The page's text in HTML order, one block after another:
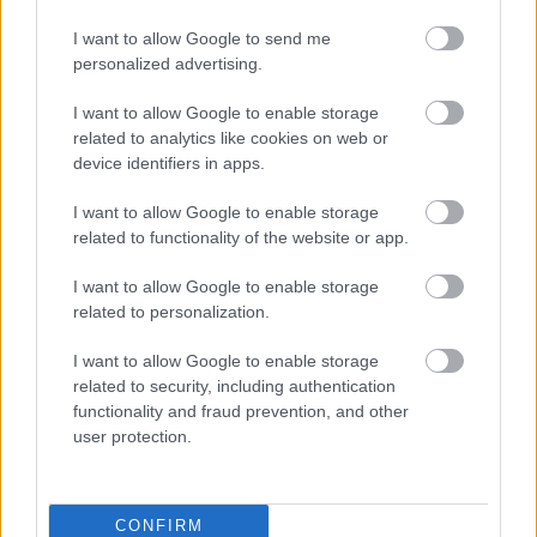
I want to allow Google to send me
personalized advertising.
I want to allow Google to enable storage
related to analytics like cookies on web or
device identifiers in apps.
I want to allow Google to enable storage
related to functionality of the website or app.
I want to allow Google to enable storage
related to personalization.
I want to allow Google to enable storage
related to security, including authentication
functionality and fraud prevention, and other
user protection.
CONFIRM
6 φράσεις που χρησιμοποιούν οι
ναρκισσιστές στους καβγάδες για να
σας χειραγωγήσουν